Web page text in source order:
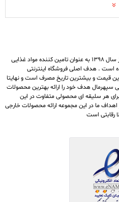
فروشگاه اینترنتی سپهرمال فعالیت خود را از سال ۱۳۹۸ به عنوان تامین کننده مواد غذایی
است . هدف اصلی فروشگاه اینترنتی
قیمت و بیشترین تاریخ مصرف است و نهایتا
سپهرمال هدف خود را ارائه بهترین محصولات
هر سلیقه ای محصولی متفاوت در این
ما در این مجموعه ارائه محصولات خارجی
رقابتی است